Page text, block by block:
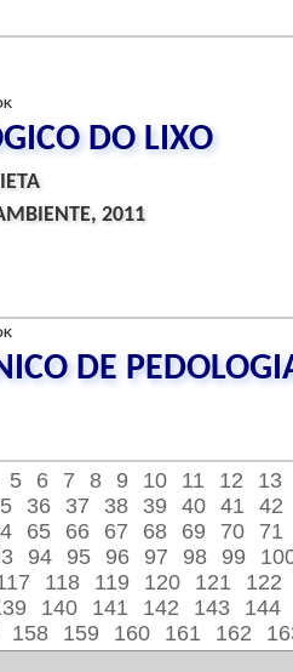
DO LIXO
2011
DE
5 6 7 8 9 10 11 12
13
36 37 38 39 40 41
42
65 66 67 68 69 70
71
94 95 96 97 98 99
118 119 120 121
122
140 141 142 143
144
158 159 160 161 162